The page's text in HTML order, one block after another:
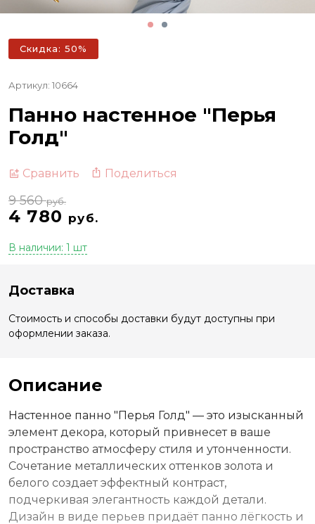
Скидка: 50%
Артикул: 10664
Панно настенное "Перья
Голд"
Сравнить Поделиться
4 780 руб.
9 560руб.
В наличии: 1 шт
Доставка
Стоимость и способы доставки будут доступны при
оформлении заказа.
Описание
Настенное панно "Перья Голд" — это изысканный
элемент декора, который привнесет в ваше
пространство атмосферу стиля и утонченности.
Сочетание металлических оттенков золота и
белого создает эффектный контраст,
подчеркивая элегантность каждой детали.
Дизайн в виде перьев придаёт панно лёгкость и